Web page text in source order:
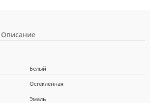
Белый
Остекленная
Эмаль
Описание